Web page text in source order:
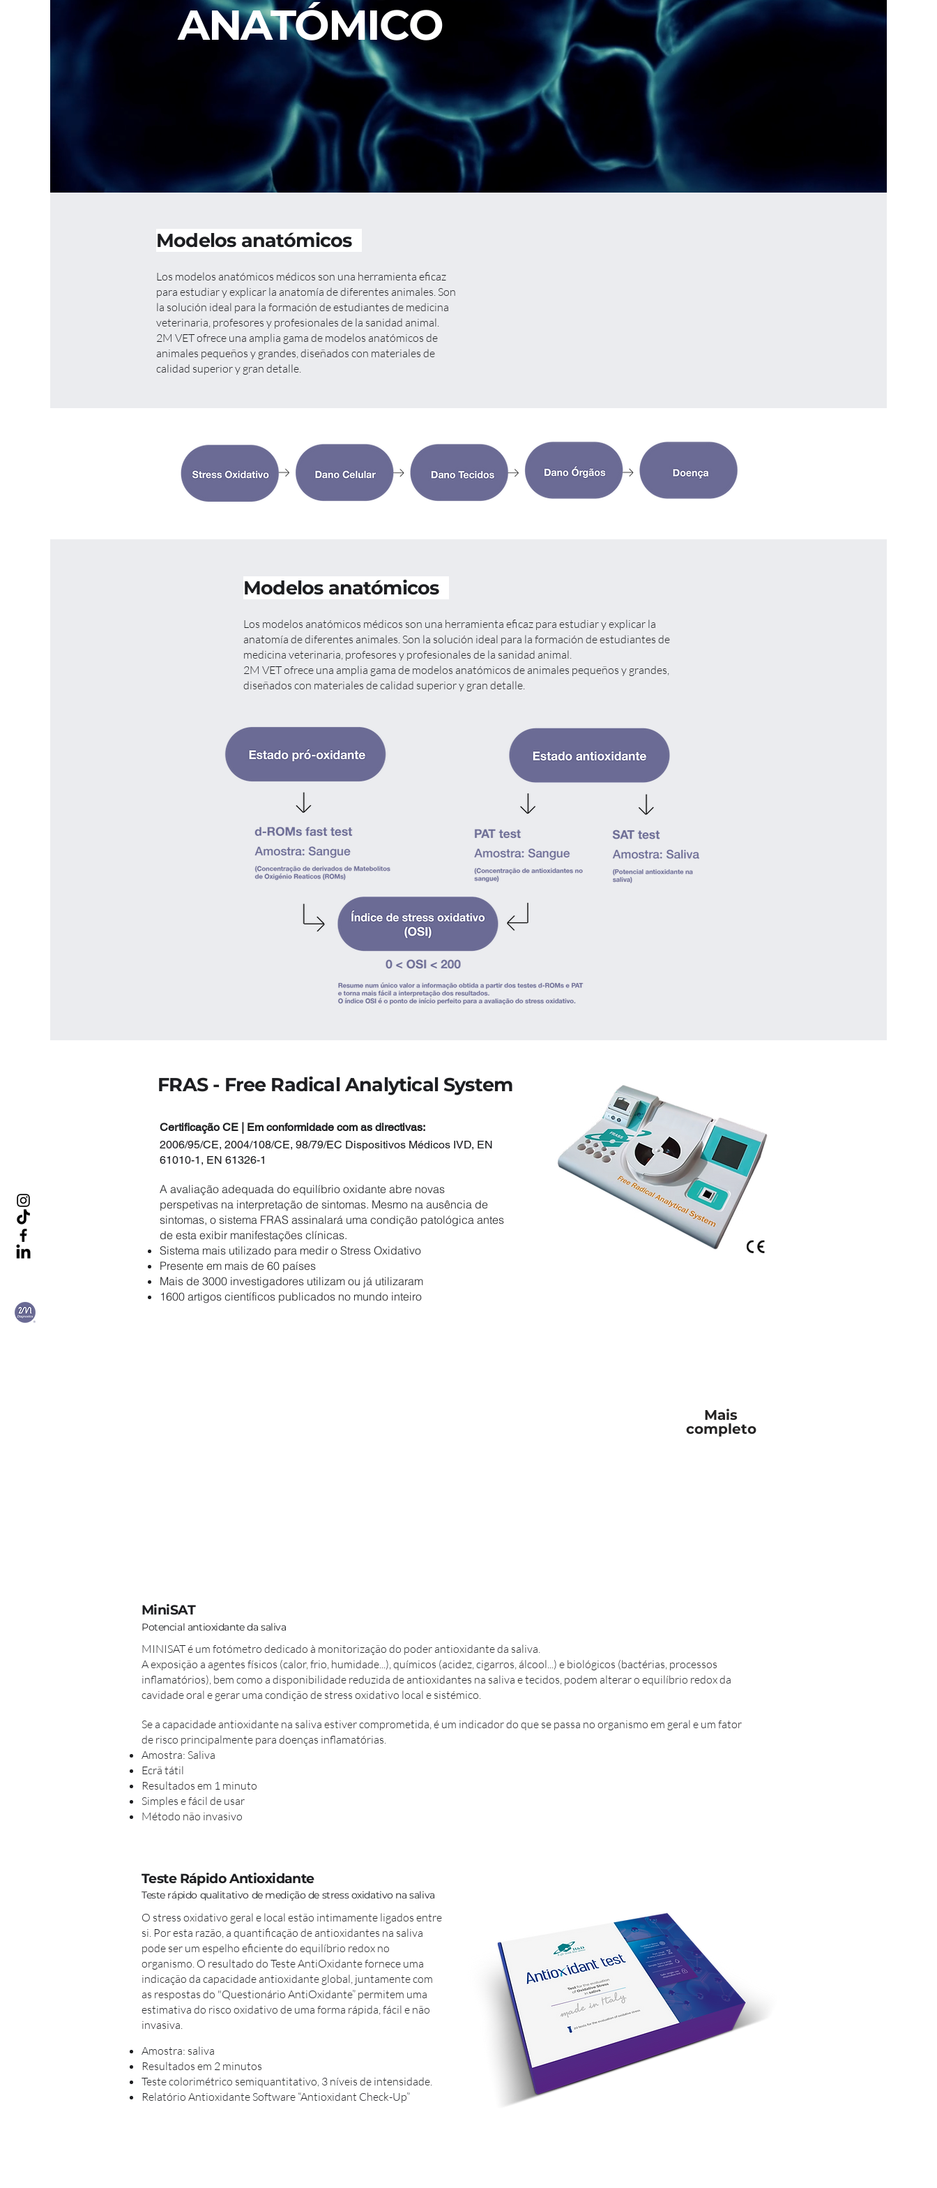
ANATÓMICO
Modelos anatómicos
Los modelos anatómicos médicos son una herramienta eficaz
para estudiar y explicar la anatomía de diferentes animales. Son
la solución ideal para la formación de estudiantes de medicina
veterinaria, profesores y profesionales de la sanidad animal.
2M VET ofrece una amplia gama de modelos anatómicos de
animales pequeños y grandes, diseñados con materiales de
calidad superior y gran detalle.
Modelos anatómicos
Los modelos anatómicos médicos son una herramienta eficaz para estudiar y explicar la
anatomía de diferentes animales. Son la solución ideal para la formación de estudiantes de
medicina veterinaria, profesores y profesionales de la sanidad animal.
2M VET ofrece una amplia gama de modelos anatómicos de animales pequeños y grandes,
diseñados con materiales de calidad superior y gran detalle.
FRAS - Free Radical Analytical System
Certificação CE | Em conformidade com as directivas:
2006/95/CE, 2004/108/CE, 98/79/EC Dispositivos Médicos IVD, EN
61010-1, EN 61326-1
A avaliação adequada do equilíbrio oxidante abre novas
perspetivas na interpretação de sintomas. Mesmo na ausência de
sintomas, o sistema FRAS assinalará uma condição patológica antes
de esta exibir manifestações clínicas.
Sistema mais utilizado para medir o Stress Oxidativo
Presente em mais de 60 países
Mais de 3000 investigadores utilizam ou já utilizaram
1600 artigos científicos publicados no mundo inteiro
Mais
completo
MiniSAT
Potencial antioxidante da saliva
MINISAT é um fotómetro dedicado à monitorização do poder antioxidante da saliva.
A exposição a agentes físicos (calor, frio, humidade...), químicos (acidez, cigarros, álcool...) e biológicos (bactérias, processos
inflamatórios), bem como a disponibilidade reduzida de antioxidantes na saliva e tecidos, podem alterar o equilíbrio redox da
cavidade oral e gerar uma condição de stress oxidativo local e sistémico.
Se a capacidade antioxidante na saliva estiver comprometida, é um indicador do que se passa no organismo em geral e um fator
de risco principalmente para doenças inflamatórias.
Amostra: Saliva
Ecrã tátil
Resultados em 1 minuto
Simples e fácil de usar
Método não invasivo
Teste Rápido Antioxidante
Teste rápido qualitativo de medição de stress oxidativo na saliva
O stress oxidativo geral e local estão intimamente ligados entre
si. Por esta razão, a quantificação de antioxidantes na saliva
pode ser um espelho eficiente do equilíbrio redox no
organismo. O resultado do Teste AntiOxidante fornece uma
indicação da capacidade antioxidante global, juntamente com
as respostas do "Questionário AntiOxidante” permitem uma
estimativa do risco oxidativo de uma forma rápida, fácil e não
invasiva.
Amostra: saliva
Resultados em 2 minutos
Teste colorimétrico semiquantitativo, 3 níveis de intensidade.
Relatório Antioxidante Software “Antioxidant Check-Up”